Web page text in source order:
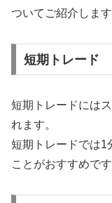
ついてご紹介します
短期トレード
短期トレードには
れます。
短期トレードでは1
ことがおすすめです